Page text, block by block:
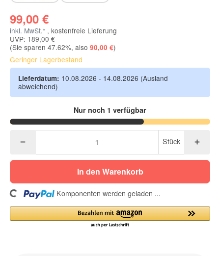
Pink/Wood Retroblue
99,00 €
inkl. MwSt.* , kostenfreie Lieferung
UVP: 189,00 €
(Sie sparen 47.62%, also 90,00 €)
Geringer Lagerbestand
Lieferdatum: 10.08.2026 - 14.08.2026 (Ausland
abweichend)
Nur noch 1 verfügbar
Stück
In den Warenkorb
Komponenten werden geladen ...